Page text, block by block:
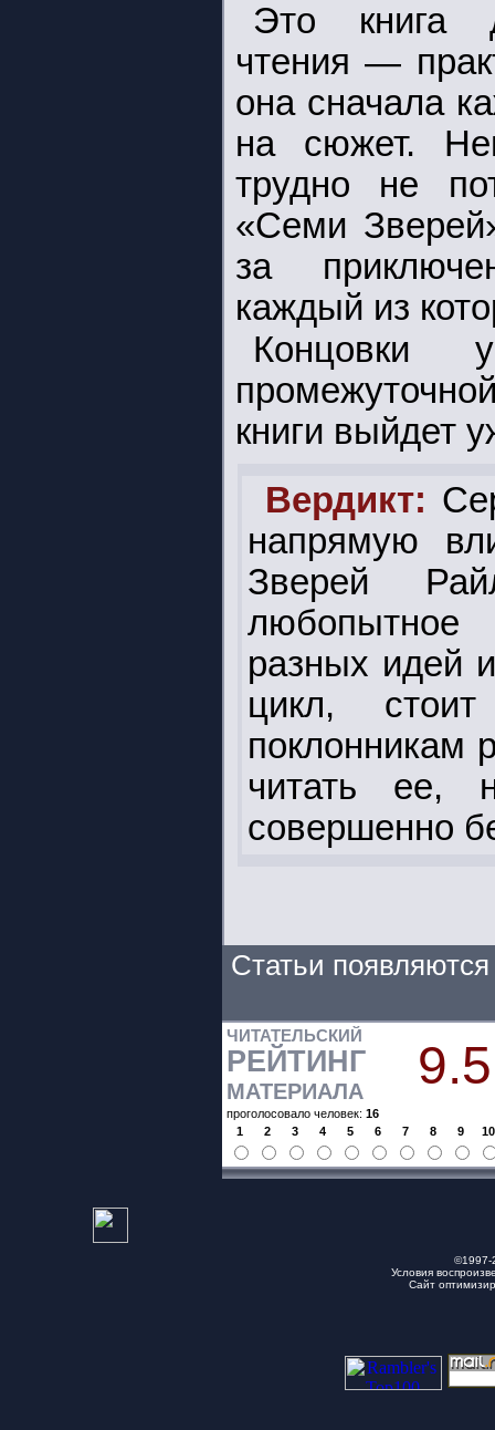
Это книга
чтения —
она сначала
на сюжет.
трудно не
«Семи
за
каждый из
книги выйдет
Вердикт:
напрямую
Зверей
любопытное
разных идей
цикл,
поклонникам
читать ее,
совершенно
Статьи
ЧИТАТЕЛЬСКИЙ
РЕЙТИНГ
МАТЕРИАЛА 9.5
проголосовало человек: 16
1
2 3 4 5 6 7 8 9 10
Условия
Сайт